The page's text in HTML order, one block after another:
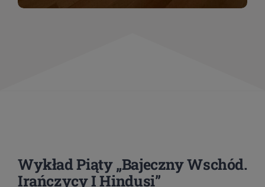
Wykład Piąty „Bajeczny Wschód.
Irańczycy I Hindusi”